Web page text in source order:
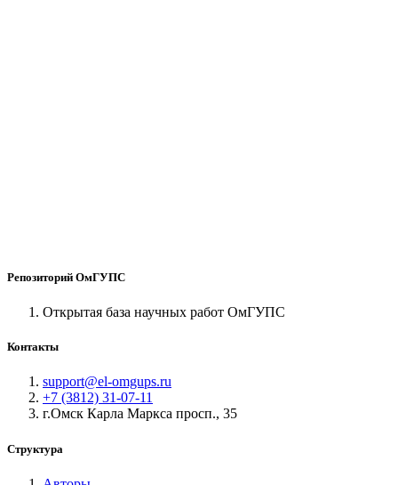
Репозиторий ОмГУПС
Открытая база научных работ ОмГУПС
Контакты
support@el-omgups.ru
+7 (3812) 31-07-11
г.Омск Карла Маркса просп., 35
Структура